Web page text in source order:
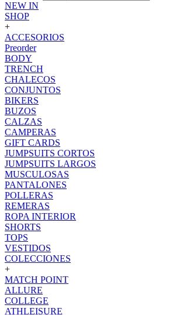
NEW IN
SHOP
+
ACCESORIOS
Preorder
BODY
TRENCH
CHALECOS
CONJUNTOS
BIKERS
BUZOS
CALZAS
CAMPERAS
GIFT CARDS
JUMPSUITS CORTOS
JUMPSUITS LARGOS
MUSCULOSAS
PANTALONES
POLLERAS
REMERAS
ROPA INTERIOR
SHORTS
TOPS
VESTIDOS
COLECCIONES
+
MATCH POINT
ALLURE
COLLEGE
ATHLEISURE